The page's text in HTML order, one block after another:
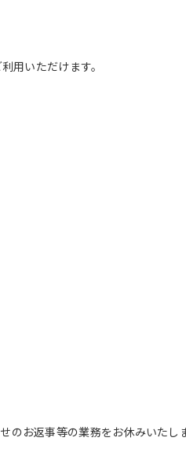
用いただけます。
お返事等の業務をお休みいたし